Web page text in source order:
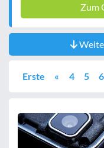
Zum
Erste « 4 5 6